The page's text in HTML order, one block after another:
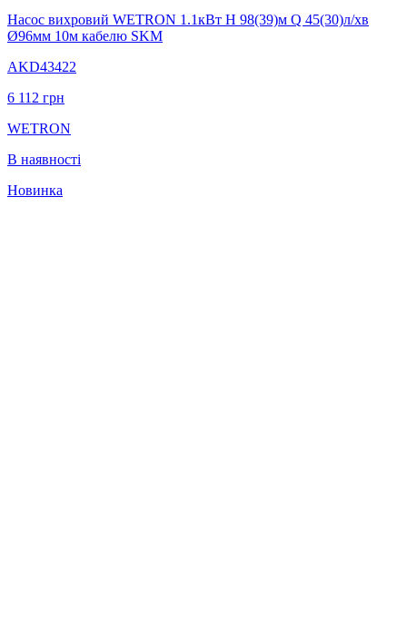
Насос вихровий WETRON 1.1кВт H 98(39)м Q 45(30)л/хв
Ø96мм 10м кабелю SKM
AKD43422
6 112 грн
WETRON
В наявності
Новинка